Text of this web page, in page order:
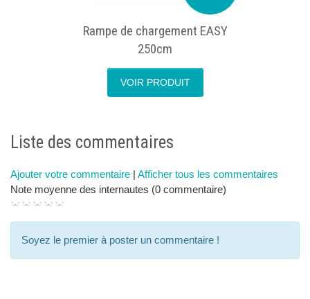
Rampe de chargement EASY
250cm
VOIR PRODUIT
Liste des commentaires
Ajouter votre commentaire | Afficher tous les commentaires
Note moyenne des internautes (0 commentaire)
Soyez le premier à poster un commentaire !